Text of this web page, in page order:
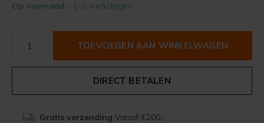
Op voorraad - 1-2 werkdagen
TOEVOEGEN AAN WINKELWAGEN
DIRECT BETALEN
Gratis verzending Vanaf €200,-